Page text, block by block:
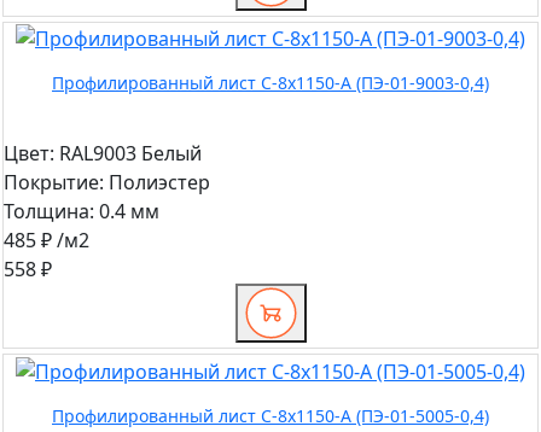
Профилированный лист С-8x1150-A (ПЭ-01-9003-0,4)
Цвет: RAL9003 Белый
Покрытие: Полиэстер
Толщина: 0.4 мм
485 ₽/м2
558 ₽
Профилированный лист С-8x1150-A (ПЭ-01-5005-0,4)